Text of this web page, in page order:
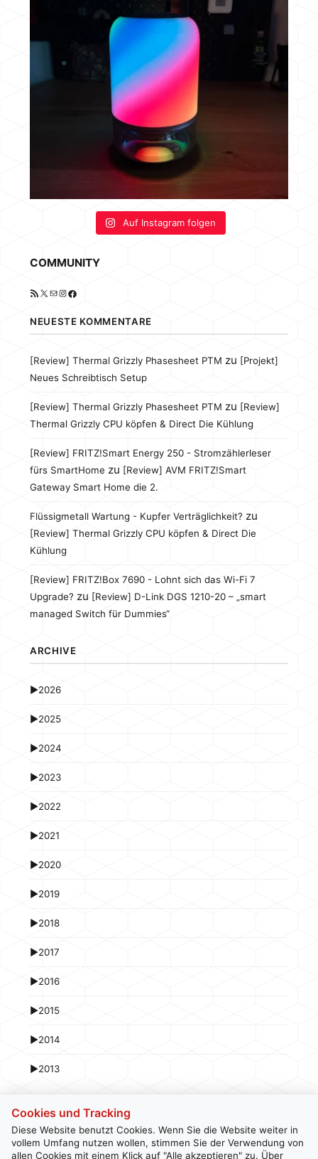
Auf Instagram folgen
COMMUNITY
RSS-Feed
X E-MailInstagram
Facebook
NEUESTE KOMMENTARE
[Review] Thermal Grizzly Phasesheet PTM zu [Projekt]
Neues Schreibtisch Setup
[Review] Thermal Grizzly Phasesheet PTM zu [Review]
Thermal Grizzly CPU köpfen & Direct Die Kühlung
[Review] FRITZ!Smart Energy 250 - Stromzählerleser
fürs SmartHome zu [Review] AVM FRITZ!Smart
Gateway Smart Home die 2.
Flüssigmetall Wartung - Kupfer Verträglichkeit? zu
[Review] Thermal Grizzly CPU köpfen & Direct Die
Kühlung
[Review] FRITZ!Box 7690 - Lohnt sich das Wi-Fi 7
Upgrade? zu [Review] D-Link DGS 1210-20 – „smart
managed Switch für Dummies“
ARCHIVE
►2026
►2025
►2024
►2023
►2022
►2021
►2020
►2019
►2018
►2017
►2016
►2015
►2014
►2013
Cookies und Tracking
Diese Website benutzt Cookies. Wenn Sie die Website weiter in
vollem Umfang nutzen wollen, stimmen Sie der Verwendung von
allen Cookies mit einem Klick auf "Alle akzeptieren" zu. Über